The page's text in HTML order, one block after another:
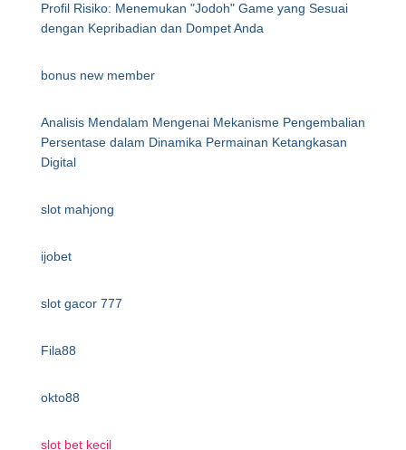
Profil Risiko: Menemukan "Jodoh" Game yang Sesuai
dengan Kepribadian dan Dompet Anda
bonus new member
Analisis Mendalam Mengenai Mekanisme Pengembalian
Persentase dalam Dinamika Permainan Ketangkasan
Digital
slot mahjong
ijobet
slot gacor 777
Fila88
okto88
slot bet kecil